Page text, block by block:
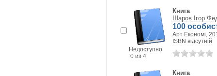
Недоступно
0 из 4
Книга
Шаров Ігор
100
Арт Економі,
ISBN відсутній
Книга